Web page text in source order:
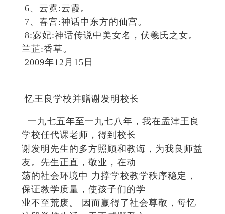
6、云霓:云霞。
7、春宫:神话中东方的仙宫。
8:宓妃:神话传说中美女名，伏羲氏之女。
兰芷:香草。
2009年12月15日
忆王良学校并赠谢发明校长
一九七五年至一九七八年，我在孟津王良
学校任代课老师，得到校长
谢发明先生的多方照顾和教诲，为我良师益
友。先生正直，敬业，在动
荡的社会环境中 力撑学校教学秩序稳定，
保证教学质量，使孩子们的学
业不至荒废。 因而赢得了社会尊敬，每忆